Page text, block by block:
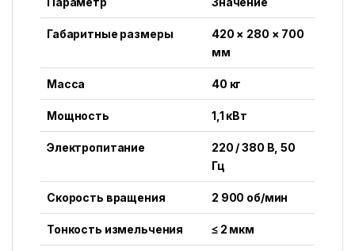
Габаритные размеры
420 × 280 × 700
мм
Масса 40 кг
Мощность 1,1 кВт
Электропитание
220 / 380 В, 50
Гц
Скорость вращения 2 900 об/мин
Тонкость измельчения ≤ 2 мкм